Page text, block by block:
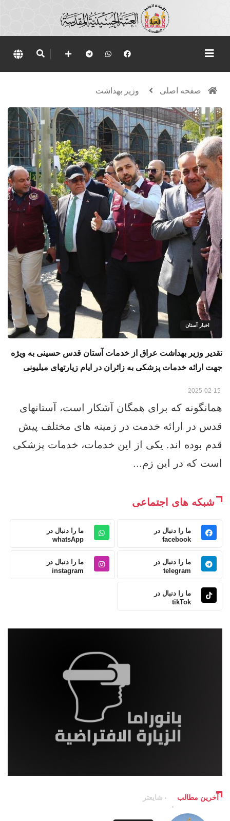
صفحه اصلی وزير بهداشت
اخبار آستان
تقدیر وزیر بهداشت عراق از خدمات آستان قدس حسینی به ویژه
جهت ارائه خدمات پزشکی به زائران در ایام زیارتهای میلیونی
همانگونه که برای همگان آشکار است، آستانهای
قدس در ارائه خدمت در زمینه های مختلف پیش
قدم بوده اند. یکی از این خدمات، خدمات پزشکی
است که در این زم...
شبکه های اجتماعی
ما را دنبال در
facebook
ما را دنبال در
whatsApp
ما را دنبال در
telegram
ما را دنبال در
instagram
ما را دنبال در
tikTok
آخرین مطالب شایعتر